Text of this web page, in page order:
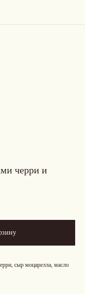
черри и
сыр моцарелла, масло